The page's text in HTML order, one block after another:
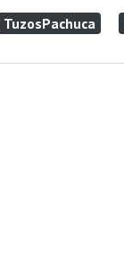
TuzosPachuca